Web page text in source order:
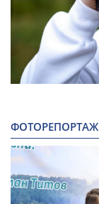
ФОТОРЕПОРТАЖ